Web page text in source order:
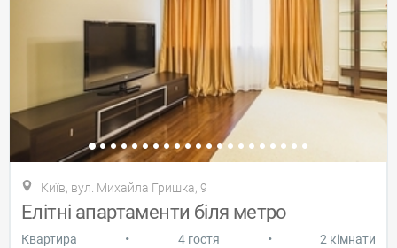
Київ, вул. Михайла Гришка, 9
Елітні апартаменти біля метро
Квартира • 4 гостя • 2 кімнати